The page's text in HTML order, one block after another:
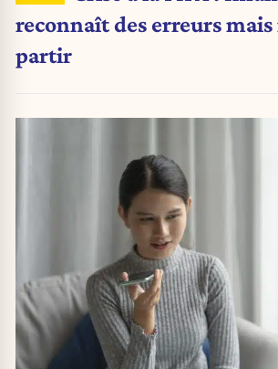
reconnaît des erreurs mais
partir